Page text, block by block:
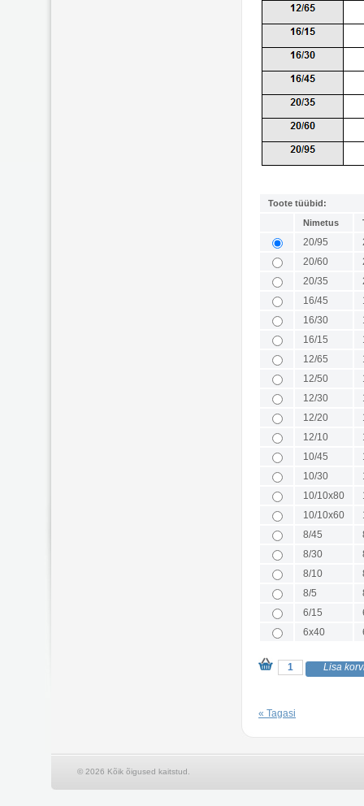
Toote tüübid:
Nimetus
20/95
20/60
20/35
16/45
16/30
16/15
12/65
12/50
12/30
12/20
12/10
10/45
10/30
10/10x80
10/10x60
8/45
8/30
8/10
8/5
6/15
6x40
« Tagasi
© 2026 Kõik õigused kaitstud.